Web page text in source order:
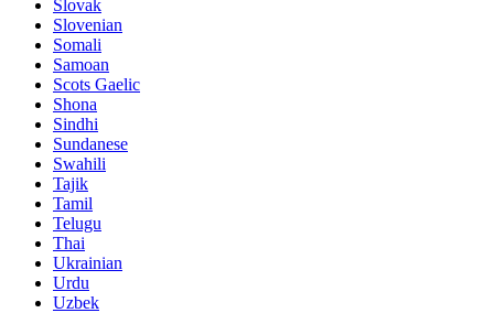
Slovak
Slovenian
Somali
Samoan
Scots Gaelic
Shona
Sindhi
Sundanese
Swahili
Tajik
Tamil
Telugu
Thai
Ukrainian
Urdu
Uzbek